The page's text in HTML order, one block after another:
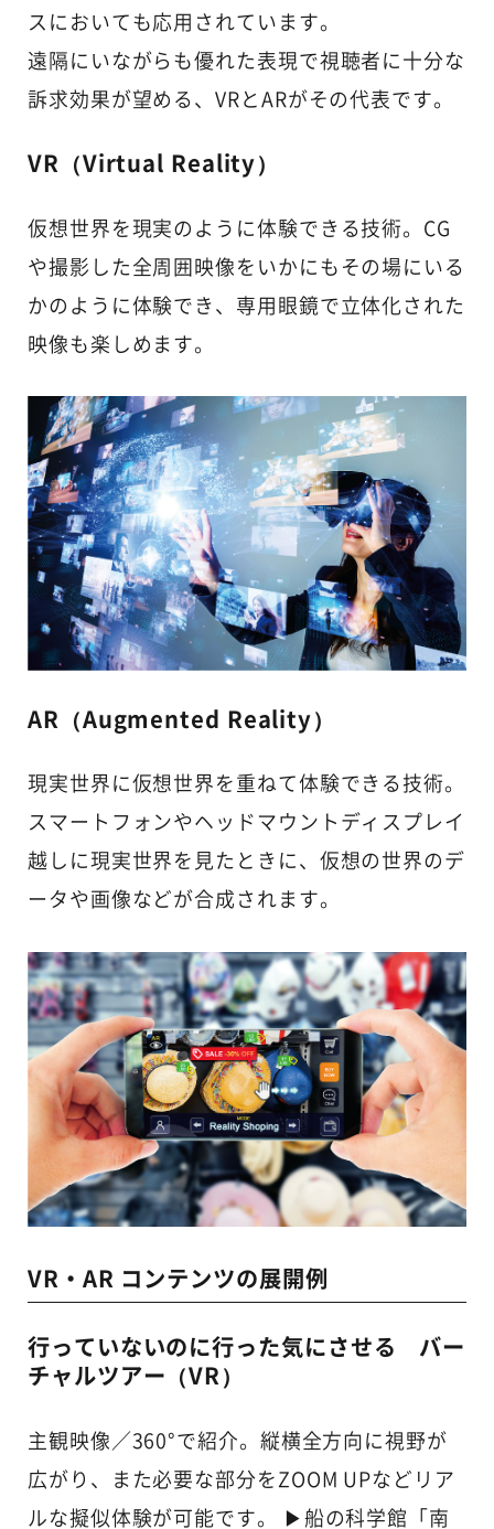
スにおいても応用されています。
遠隔にいながらも優れた表現で視聴者に十分な
訴求効果が望める、VRとARがその代表です。
VR（Virtual Reality）
仮想世界を現実のように体験できる技術。CG
や撮影した全周囲映像をいかにもその場にいる
かのように体験でき、専用眼鏡で立体化された
映像も楽しめます。
AR（Augmented Reality）
現実世界に仮想世界を重ねて体験できる技術。
スマートフォンやヘッドマウントディスプレイ
越しに現実世界を見たときに、仮想の世界のデ
ータや画像などが合成されます。
VR・AR コンテンツの展開例
行っていないのに行った気にさせる バー
チャルツアー（VR）
主観映像／360°で紹介。縦横全方向に視野が
広がり、また必要な部分をZOOM UPなどリア
ルな擬似体験が可能です。
▶︎船の科学館「南